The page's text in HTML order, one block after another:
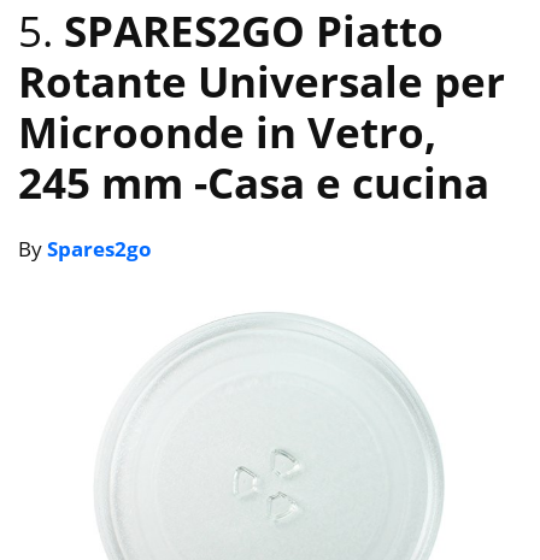
5. SPARES2GO Piatto
Rotante Universale per
Microonde in Vetro,
245 mm -Casa e cucina
BySpares2go